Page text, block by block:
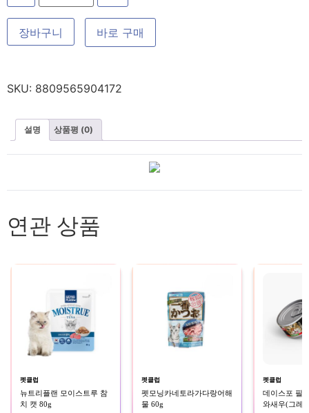
장바구니 바로 구매
SKU: 8809565904172
설명 상품평 (0)
연관 상품
펫클럽
뉴트리플랜 모이스트루 참
치 캣 80g
펫클럽
펫모닝카네토라가다랑어해
물 60g
펫클럽
데이스포 필
와새우(그레